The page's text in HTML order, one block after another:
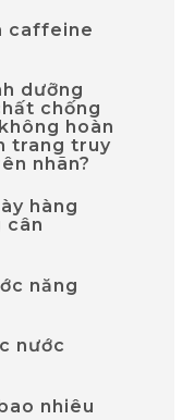
caffeine
dưỡng
chống
hoàn
trang truy
nhãn?
hàng
cân
năng
nước
nhiêu